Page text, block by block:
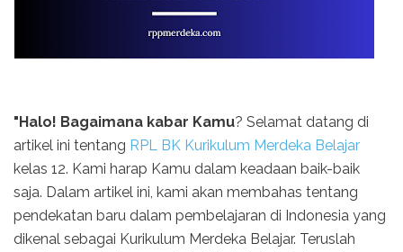
"Halo! Bagaimana kabar Kamu? Selamat datang di
artikel ini tentang RPL BK Kurikulum Merdeka Belajar
kelas 12. Kami harap Kamu dalam keadaan baik-baik
saja. Dalam artikel ini, kami akan membahas tentang
pendekatan baru dalam pembelajaran di Indonesia yang
dikenal sebagai Kurikulum Merdeka Belajar. Teruslah